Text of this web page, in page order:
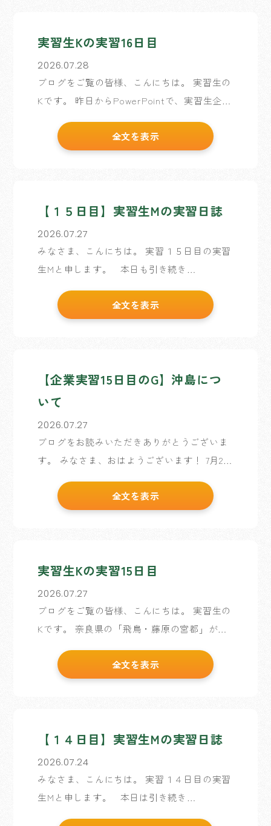
実習生Kの実習16日目
2026.07.28
ブログをご覧の皆様、こんにちは。 実習生の
Kです。 昨日からPowerPointで、実習生企画
す。 約5か月ぶりに触るPowerPoint。 「こ
んなことできたっけ？」が何度もあり […]
全文を表示
【１５日目】実習生Mの実習日誌
2026.07.27
みなさま、こんにちは。 実習１５日目の実習
生Mと申します。 本日も引き続き
事を遡りながら修正を行なっていくのです
が、過去の期間によってその時の歴史を感じ
全文を表示
【企業実習15日目のG】沖島につ
いて
2026.07.27
ブログをお読みいただきありがとうございま
す。 みなさま、おはようございます！ 7月2日
申します！ 先日の休日に、滋賀県の沖島と
いう場所を訪れましたので 今回はその […]
全文を表示
実習生Kの実習15日目
2026.07.27
ブログをご覧の皆様、こんにちは。 実習生の
Kです。 奈良県の「飛鳥・藤原の宮都」が世
くれるのは、関西人として誇らしいですね。
奈良県の皆様もおめでとうございます！ さ
全文を表示
【１４日目】実習生Mの実習日誌
2026.07.24
みなさま、こんにちは。 実習１４日目の実習
生Mと申します。 本日は引き続き